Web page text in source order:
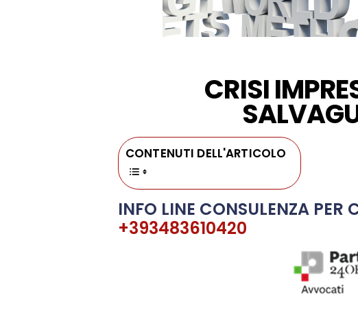
CRISI
CONTENUTI DELL'ARTICOLO
INFO LINE CONSULENZA PER
+393483610420